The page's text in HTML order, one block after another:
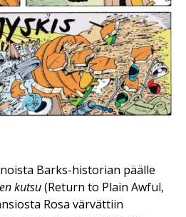
Barks-historian päälle
kutsu(Return to Plain Awful,
Rosa värvättiin